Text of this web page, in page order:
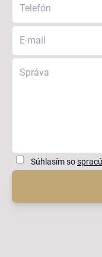
Súhlasím so